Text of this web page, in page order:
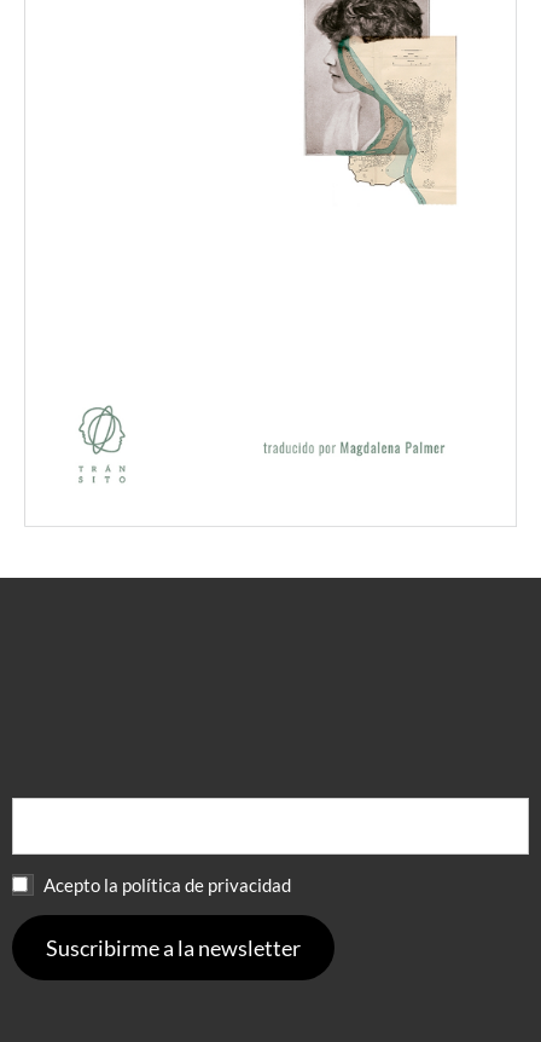
Acepto la política de privacidad